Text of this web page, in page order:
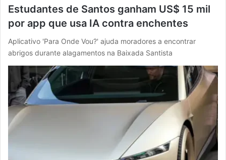
Estudantes de Santos ganham US$ 15 mil
por app que usa IA contra enchentes
Aplicativo 'Para Onde Vou?' ajuda moradores a encontrar
abrigos durante alagamentos na Baixada Santista